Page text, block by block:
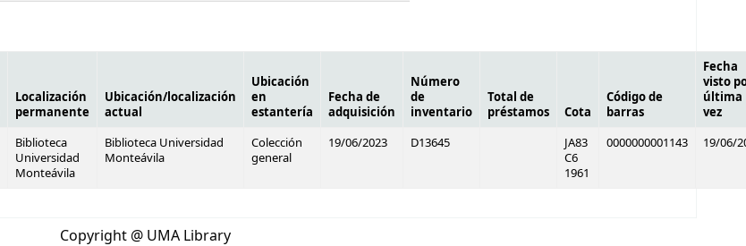
Localización
permanente
Ubicación/localización
actual
Ubicación
en
estantería
Fecha de
adquisición
Número
de
inventario
Total de
préstamos
Cota
Código de
barras
Fecha
visto
última
vez
Biblioteca
Universidad
Monteávila
Biblioteca Universidad
Monteávila
Colección
general
19/06/2023 D13645
JA83
C6
1961
0000000001143 19/06/
Copyright @ UMA Library